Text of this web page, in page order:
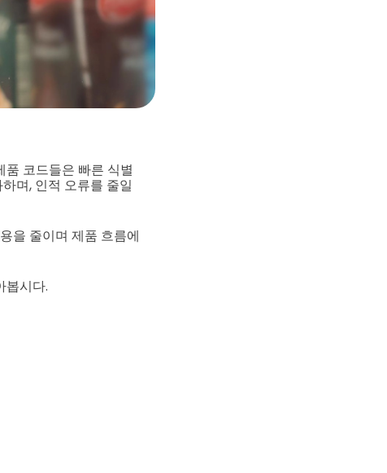
품 코드들은 빠른 식별
며, 인적 오류를 줄일
을 줄이며 제품 흐름에
봅시다.